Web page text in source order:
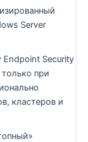
Server
Endpoint Security
при
кластеров и